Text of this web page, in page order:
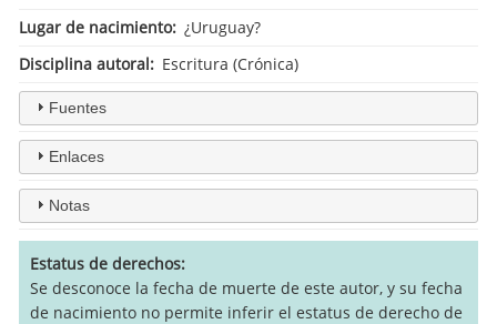
Lugar de nacimiento
¿Uruguay?
Disciplina autoral
Escritura (Crónica)
Fuentes
Enlaces
Notas
Estatus de derechos
Se desconoce la fecha de muerte de este autor, y su fecha
de nacimiento no permite inferir el estatus de derecho de